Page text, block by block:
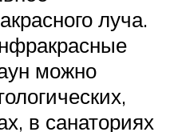
луча.
можно
в санаториях